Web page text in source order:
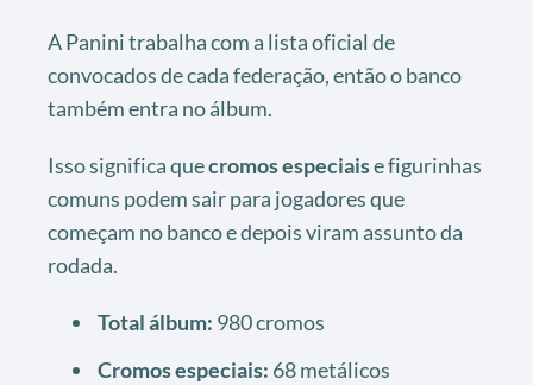
A Panini trabalha com a lista oficial de
convocados de cada federação, então o banco
também entra no álbum.
Isso significa quecromos especiaise figurinhas
comuns podem sair para jogadores que
começam no banco e depois viram assunto da
rodada.
Total álbum: 980 cromos
Cromos especiais: 68 metálicos